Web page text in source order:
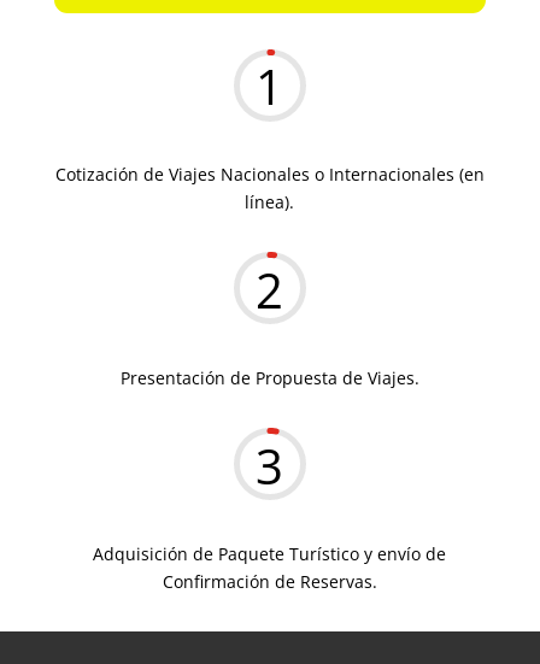
1
Cotización de Viajes Nacionales o Internacionales (en
línea).
2
Presentación de Propuesta de Viajes.
3
Adquisición de Paquete Turístico y envío de
Confirmación de Reservas.